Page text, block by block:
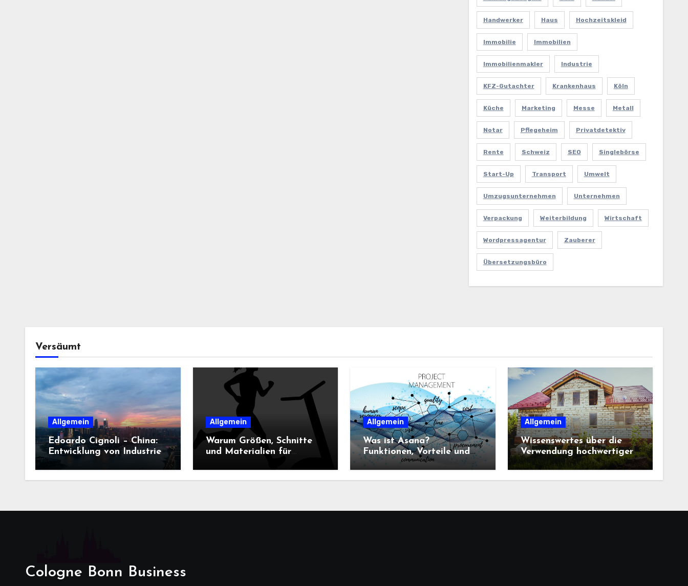
Handwerker Haus Hochzeitskleid
Immobilie Immobilien
Immobilienmakler Industrie
KFZ-Gutachter Krankenhaus Köln
Küche Marketing Messe Metall
Notar Pflegeheim Privatdetektiv
Rente Schweiz SEO Singlebörse
Start-Up Transport Umwelt
Umzugsunternehmen Unternehmen
Verpackung Weiterbildung Wirtschaft
Wordpressagentur Zauberer
Übersetzungsbüro
Versäumt
Allgemein
Edoardo Cignoli – China:
Entwicklung von Industrie,
Technologie
Allgemein
Warum Größen, Schnitte
und Materialien für
entscheidend sind
Allgemein
Was ist Asana?
Funktionen, Vorteile und
Einsatz im
Projektmanagement
Allgemein
Wissenswertes über die
Verwendung hochwertiger
Baustoffe im Haus und
beim Hausbau
Cologne Bonn Business